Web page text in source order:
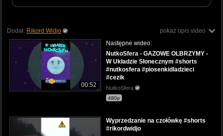
pokaż opis video
Dodał: Rikord Widjo
00:52
Następne wideo:
NutkoSfera - GAZOWE OLBRZYMY -
W Układzie Słonecznym #shorts
#nutkosfera #piosenkidladzieci
#cezik
NutkoSfera
480p
Wyprzedzanie na czołówkę #shorts
#rikordwidjo